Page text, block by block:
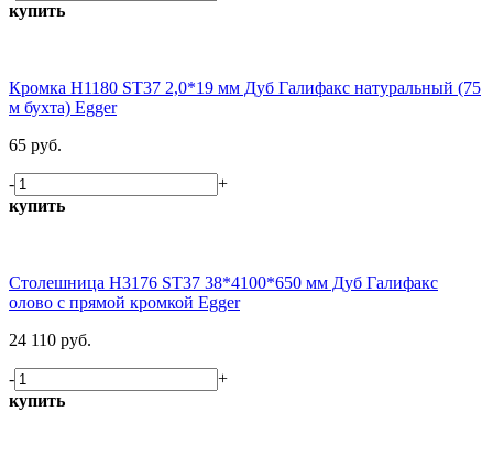
купить
Кромка H1180 ST37 2,0*19 мм Дуб Галифакс натуральный (75
м бухта) Egger
65 руб.
-
+
купить
Столешница H3176 ST37 38*4100*650 мм Дуб Галифакс
олово с прямой кромкой Egger
24 110 руб.
-
+
купить